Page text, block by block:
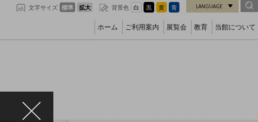
文字サイズ 標準 拡大 背景色 白 黒 黄 青 LANGUAGE
ホーム ご利用案内 展覧会 教育 当館について